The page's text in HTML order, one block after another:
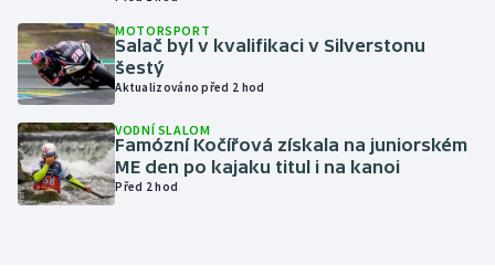
Moderní pětiboj
Motorsport
Olympijské hry
Parasport
MOTORSPORT
Salač byl v kvalifikaci v Silverstonu
šestý
Aktualizováno před 2 hod
VODNÍ SLALOM
Famózní Kočířová získala na juniorském
ME den po kajaku titul i na kanoi
Před 2 hod